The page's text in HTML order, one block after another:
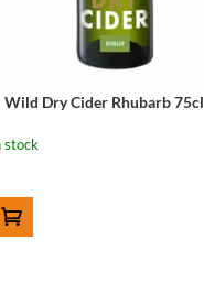
Wild Dry Cider Rhubarb 75cl
stock
au panier